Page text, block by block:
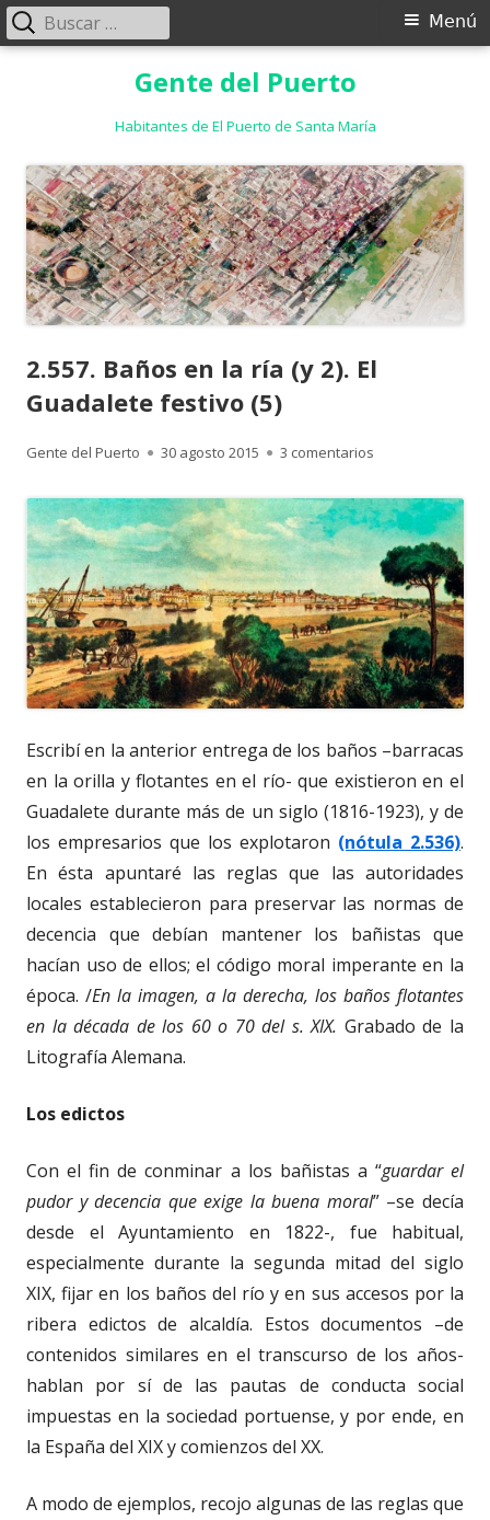
Gente del Puerto
Habitantes de El Puerto de Santa María
Menú
Menú
Buscar:
2.557. Baños en la ría (y 2). El
Guadalete festivo (5)
Autor
Gente del Puerto
Publicado
30 agosto 2015 3 comentarios
Escribí en la anterior entrega de los baños –barracas
en la orilla y flotantes en el río- que existieron en el
Guadalete durante más de un siglo (1816-1923), y de
los empresarios que los explotaron (nótula 2.536).
En ésta apuntaré las reglas que las autoridades
locales establecieron para preservar las normas de
decencia que debían mantener los bañistas que
hacían uso de ellos; el código moral imperante en la
época. /En la imagen, a la derecha, los baños flotantes
en la década de los 60 o 70 del s. XIX. Grabado de la
Litografía Alemana.
Los edictos
Con el fin de conminar a los bañistas a “guardar el
pudor y decencia que exige la buena moral” –se decía
desde el Ayuntamiento en 1822-, fue habitual,
especialmente durante la segunda mitad del siglo
XIX, fijar en los baños del río y en sus accesos por la
ribera edictos de alcaldía. Estos documentos –de
contenidos similares en el transcurso de los años-
hablan por sí de las pautas de conducta social
impuestas en la sociedad portuense, y por ende, en
la España del XIX y comienzos del XX.
A modo de ejemplos, recojo algunas de las reglas que